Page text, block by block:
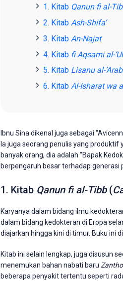
1. Kitab Qanun fi al-
2. Kitab Ash-Shifa’
3. Kitab An-Najat.
4. Kitab fi Aqsami al-
5. Kitab Lisanu al-‘Arab.
6. Kitab Al-Isharat wa
Ibnu Sina dikenal juga sebagai
Ia juga seorang penulis yang
banyak orang, dia adalah “Bapak
berpengaruh besar terhadap generasi
1. Kitab Qanun fi al-Tibb (
Karyanya dalam bidang ilmu
dalam bidang kedokteran di Eropa
diajarkan hingga kini di timur. Buku ini
Kitab ini selain lengkap, juga disusun
menemukan bahan nabati baru
beberapa penyakit tertentu seperti